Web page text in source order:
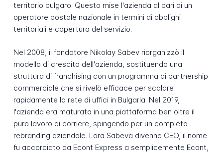
territorio bulgaro. Questo mise l'azienda al pari di un
operatore postale nazionale in termini di obblighi
territoriali e copertura del servizio.
Nel 2008, il fondatore Nikolay Sabev riorganizzò il
modello di crescita dell'azienda, sostituendo una
struttura di franchising con un programma di partnership
commerciale che si rivelò efficace per scalare
rapidamente la rete di uffici in Bulgaria. Nel 2019,
l'azienda era maturata in una piattaforma ben oltre il
puro lavoro di corriere, spingendo per un completo
rebranding aziendale. Lora Sabeva divenne CEO, il nome
fu accorciato da Econt Express a semplicemente Econt,